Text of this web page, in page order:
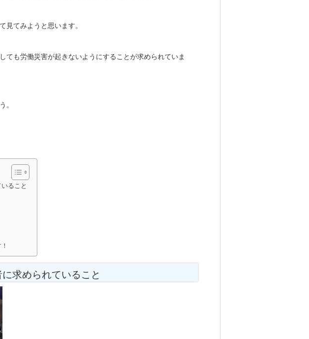
見てみようと思います。
ても労働災害が起きないようにすることが求められていま
。
ること
求められていること